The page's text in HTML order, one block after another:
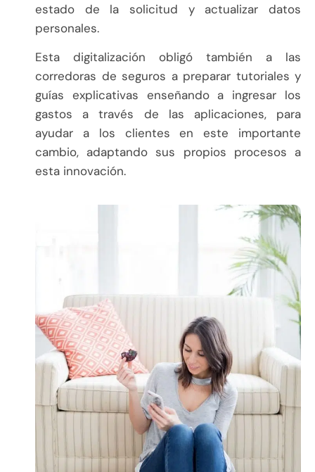
estado de la solicitud y actualizar datos
personales.
Esta digitalización obligó también a las
corredoras de seguros a preparar tutoriales y
guías explicativas enseñando a ingresar los
gastos a través de las aplicaciones, para
ayudar a los clientes en este importante
cambio, adaptando sus propios procesos a
esta innovación.